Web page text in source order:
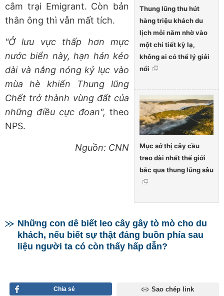
Thung lũng thu hút
hàng triệu khách du
lịch mỗi năm nhờ vào
một chi tiết kỳ lạ,
không ai có thể lý giải
nổi
Mục sở thị cây cầu
treo dài nhất thế giới
bắc qua thung lũng sâu
cắm trại Emigrant. Còn bản
thân ông thì vẫn mất tích.
"Ở lưu vực thấp hơn mực
nước biển này, hạn hán kéo
dài và nắng nóng kỷ lục vào
mùa hè khiến Thung lũng
Chết trở thành vùng đất của
những điều cực đoan", theo
NPS.
Nguồn: CNN
Những con dê biết leo cây gây tò mò cho du
khách, nếu biết sự thật đáng buồn phía sau
liệu người ta có còn thấy hấp dẫn?
Chia sẻ Sao chép link